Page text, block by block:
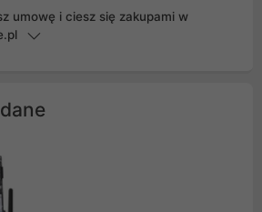
umowę i ciesz się zakupami w